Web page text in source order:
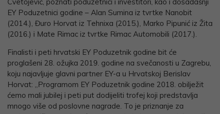
Cvetojević, poznati poduzetnici i investitori, kao i dosadašnji
EY Poduzetnici godine – Alan Sumina iz tvrtke Nanobit
(2014.), Đuro Horvat iz Tehnixa (2015.), Marko Pipunić iz Žita
(2016.) i Mate Rimac iz tvrtke Rimac Automobili (2017.).
Finalisti i peti hrvatski EY Poduzetnik godine bit će
proglašeni 28. ožujka 2019. godine na svečanosti u Zagrebu,
koju najavljuje glavni partner EY-a u Hrvatskoj Berislav
Horvat: „Programom EY Poduzetnik godine 2018. obilježit
ćemo mali jubilej i peti put dodijeliti trofej koji predstavlja
mnogo više od poslovne nagrade. To je priznanje za